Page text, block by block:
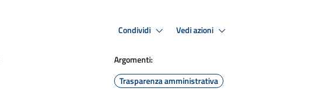
Condividi Vedi azioni
Argomenti:
Trasparenza amministrativa